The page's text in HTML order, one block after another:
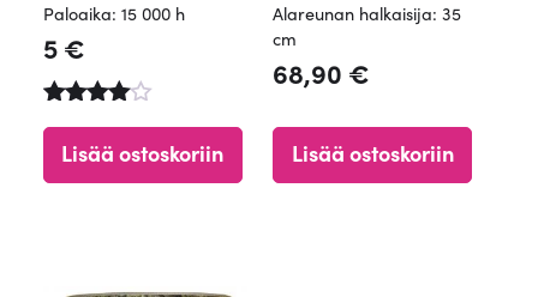
Paloaika: 15 000 h
5€
tuotteesta
4.65
Lisää ostoskoriin
Alareunan halkaisija: 35
cm
68,90 €
Lisää ostoskoriin